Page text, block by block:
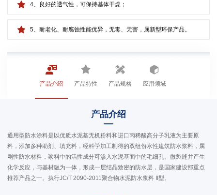
4、良好的透气性，可保持基体干燥；
5、耐老化、耐腐蚀性能优异，无毒、无害，属新型环保产品。
产品介绍 产品特性 产品规格 应用领域
产品介绍
通用型防水涂料是以优质水泥基无机粉料和进口丙稀酸高分子乳液为主要原
料，添加多种助剂、填充料，经科学加工制得的双组份水性建筑防水浆料，属
刚性防水材料，浆料中的活性成分可渗入水泥基面中的毛细孔、微裂缝并产生
化学反应，与基材融为一体，形成一层结晶致密的防水层，是国家建设部重点
推荐产品之一。执行JC/T 2090-2011聚合物水泥防水浆料 II型。